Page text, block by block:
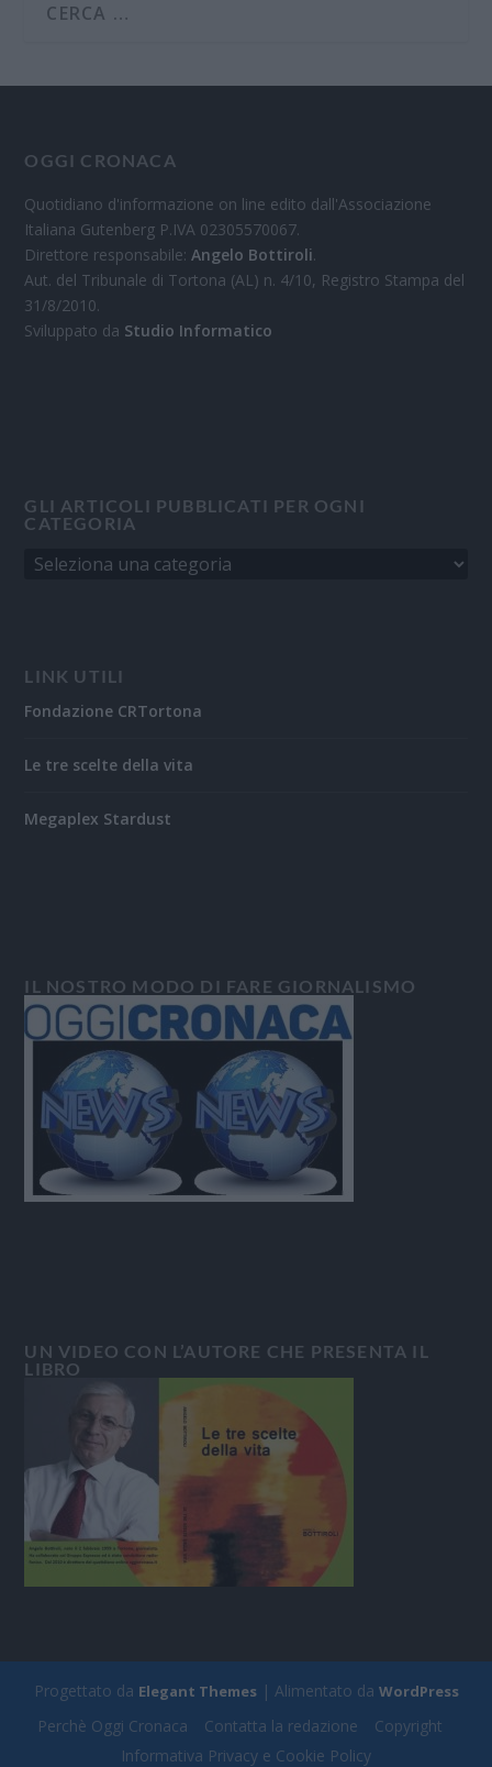
OGGI CRONACA
Quotidiano d'informazione on line edito dall'Associazione
Italiana Gutenberg P.IVA 02305570067.
Direttore responsabile:Angelo Bottiroli.
Aut. del Tribunale di Tortona (AL) n. 4/10, Registro Stampa del
31/8/2010.
Sviluppato da Studio Informatico
GLI ARTICOLI PUBBLICATI PER OGNI
CATEGORIA
LINK UTILI
Fondazione CRTortona
Le tre scelte della vita
Megaplex Stardust
IL NOSTRO MODO DI FARE GIORNALISMO
UN VIDEO CON L’AUTORE CHE PRESENTA IL
LIBRO
Progettato da Elegant Themes| Alimentato da WordPress
Perchè Oggi Cronaca Contatta la redazione
Copyright
Informativa Privacy e Cookie Policy